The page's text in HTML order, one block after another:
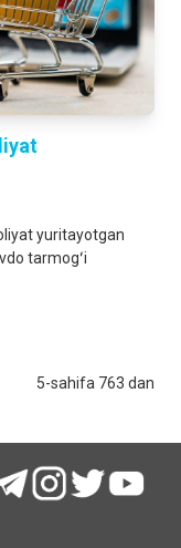
yuritayotgan
tarmogʻi
5-sahifa 763 dan